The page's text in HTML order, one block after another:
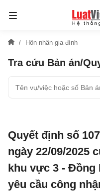
Hôn nhân gia đình
Tra cứu Bản án/
Quyết định số
ngày 22/09/2025
khu vực 3 - Đồng
yêu cầu công